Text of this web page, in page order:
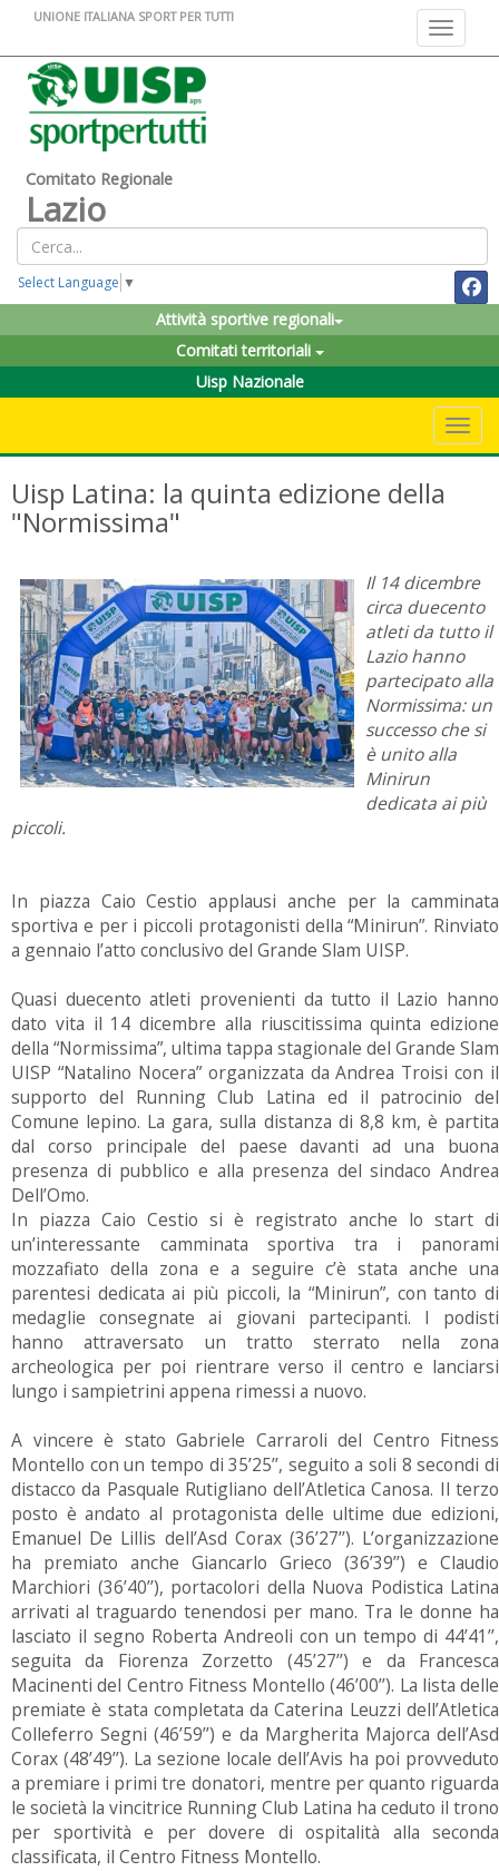
Toggle
UNIONE ITALIANA SPORT PER TUTTI
Comitato Regionale
Lazio
Select Language ▼
Attività sportive regionali
Comitati territoriali
Uisp Nazionale
Uisp Latina: la quinta edizione della
"Normissima"
Il 14 dicembre
circa duecento
atleti da tutto il
Lazio hanno
partecipato alla
Normissima: un
successo che si
è unito alla
Minirun
dedicata ai più
piccoli.
In piazza Caio Cestio applausi anche per la camminata
sportiva e per i piccoli protagonisti della “Minirun”. Rinviato
a gennaio l’atto conclusivo del Grande Slam UISP.
Quasi duecento atleti provenienti da tutto il Lazio hanno
dato vita il 14 dicembre alla riuscitissima quinta edizione
della “Normissima”, ultima tappa stagionale del Grande Slam
UISP “Natalino Nocera” organizzata da Andrea Troisi con il
supporto del Running Club Latina ed il patrocinio del
Comune lepino. La gara, sulla distanza di 8,8 km, è partita
dal corso principale del paese davanti ad una buona
presenza di pubblico e alla presenza del sindaco Andrea
Dell’Omo.
In piazza Caio Cestio si è registrato anche lo start di
un’interessante camminata sportiva tra i panorami
mozzafiato della zona e a seguire c’è stata anche una
parentesi dedicata ai più piccoli, la “Minirun”, con tanto di
medaglie consegnate ai giovani partecipanti. I podisti
hanno attraversato un tratto sterrato nella zona
archeologica per poi rientrare verso il centro e lanciarsi
lungo i sampietrini appena rimessi a nuovo.
A vincere è stato Gabriele Carraroli del Centro Fitness
Montello con un tempo di 35’25’’, seguito a soli 8 secondi di
distacco da Pasquale Rutigliano dell’Atletica Canosa. Il terzo
posto è andato al protagonista delle ultime due edizioni,
Emanuel De Lillis dell’Asd Corax (36’27’’). L’organizzazione
ha premiato anche Giancarlo Grieco (36’39’’) e Claudio
Marchiori (36’40’’), portacolori della Nuova Podistica Latina
arrivati al traguardo tenendosi per mano. Tra le donne ha
lasciato il segno Roberta Andreoli con un tempo di 44’41’’,
seguita da Fiorenza Zorzetto (45’27’’) e da Francesca
Macinenti del Centro Fitness Montello (46’00’’). La lista delle
premiate è stata completata da Caterina Leuzzi dell’Atletica
Colleferro Segni (46’59’’) e da Margherita Majorca dell’Asd
Corax (48’49’’). La sezione locale dell’Avis ha poi provveduto
a premiare i primi tre donatori, mentre per quanto riguarda
le società la vincitrice Running Club Latina ha ceduto il trono
per sportività e per dovere di ospitalità alla seconda
classificata, il Centro Fitness Montello.